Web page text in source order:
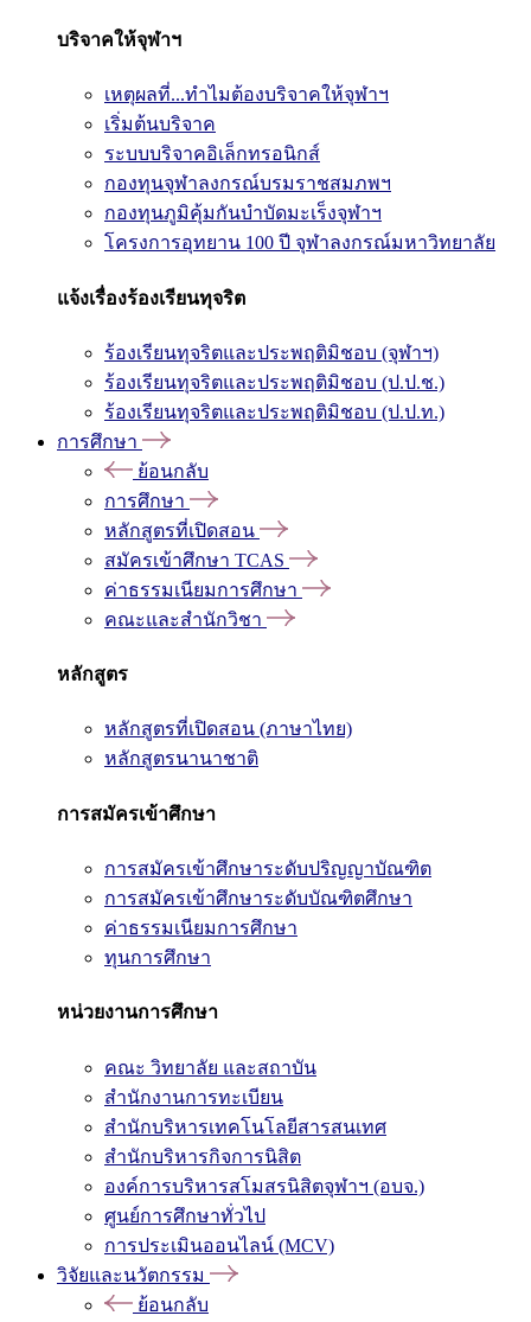
บริจาคให้จุฬาฯ
เหตุผลที่...ทำไมต้องบริจาคให้จุฬาฯ
เริ่มต้นบริจาค
ระบบบริจาคอิเล็กทรอนิกส์
กองทุนจุฬาลงกรณ์บรมราชสมภพฯ
กองทุนภูมิคุ้มกันบำบัดมะเร็งจุฬาฯ
โครงการอุทยาน 100 ปี จุฬาลงกรณ์มหาวิทยาลัย
แจ้งเรื่องร้องเรียนทุจริต
ร้องเรียนทุจริตและประพฤติมิชอบ (จุฬาฯ)
ร้องเรียนทุจริตและประพฤติมิชอบ (ป.ป.ช.)
ร้องเรียนทุจริตและประพฤติมิชอบ (ป.ป.ท.)
การศึกษา
ย้อนกลับ
การศึกษา
หลักสูตรที่เปิดสอน
สมัครเข้าศึกษา TCAS
ค่าธรรมเนียมการศึกษา
คณะและสำนักวิชา
หลักสูตร
หลักสูตรที่เปิดสอน (ภาษาไทย)
หลักสูตรนานาชาติ
การสมัครเข้าศึกษา
การสมัครเข้าศึกษาระดับปริญญาบัณฑิต
การสมัครเข้าศึกษาระดับบัณฑิตศึกษา
ค่าธรรมเนียมการศึกษา
ทุนการศึกษา
หน่วยงานการศึกษา
คณะ วิทยาลัย และสถาบัน
สำนักงานการทะเบียน
สำนักบริหารเทคโนโลยีสารสนเทศ
สำนักบริหารกิจการนิสิต
องค์การบริหารสโมสรนิสิตจุฬาฯ (อบจ.)
ศูนย์การศึกษาทั่วไป
การประเมินออนไลน์ (MCV)
วิจัยและนวัตกรรม
ย้อนกลับ